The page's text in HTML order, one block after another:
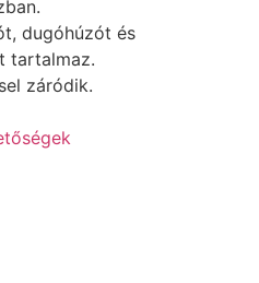
dugóhúzót és
tartalmaz.
záródik.